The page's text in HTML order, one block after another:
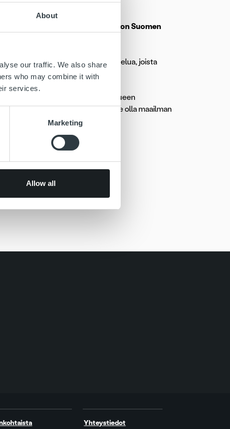
About
our traffic. We also share
who may combine it with
services.
Marketing
Allow all
Arenalla 8.-10.6. Ropo Capital on Suomen
Jokaisena päivänä on kaksi ottelua, joista
Australian.
ajan. Ropo Capital on maajoukkueen
uudistamisessa me haluamme olla maailman
Yhteystiedot